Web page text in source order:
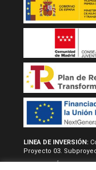
LINEA DE INVERSIÓN:
Proyecto 03.
RESOLUCIÓN/REAL